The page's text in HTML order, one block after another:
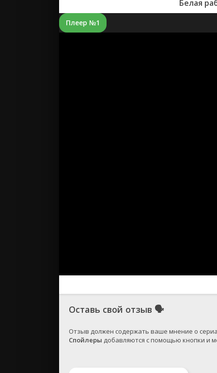
Белая
Плеер №1
Оставь свой отзыв 🗣
Спойлеры добавляются с помощью кнопки и